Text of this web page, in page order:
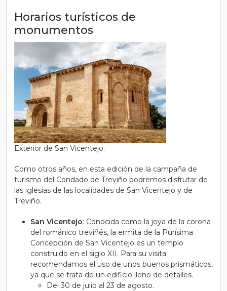
Horarios turísticos de
monumentos
Exterior de San Vicentejo.
Como otros años, en esta edición de la campaña de
turismo del Condado de Treviño podremos disfrutar de
las iglesias de las localidades de San Vicentejo y de
Treviño.
San Vicentejo: Conocida como la joya de la corona
del románico treviñés, la ermita de la Purísima
Concepción de San Vicentejo es un templo
construido en el siglo XII. Para su visita
recomendamos el uso de unos buenos prismáticos,
ya que se trata de un edificio lleno de detalles.
Del 30 de julio al 23 de agosto.